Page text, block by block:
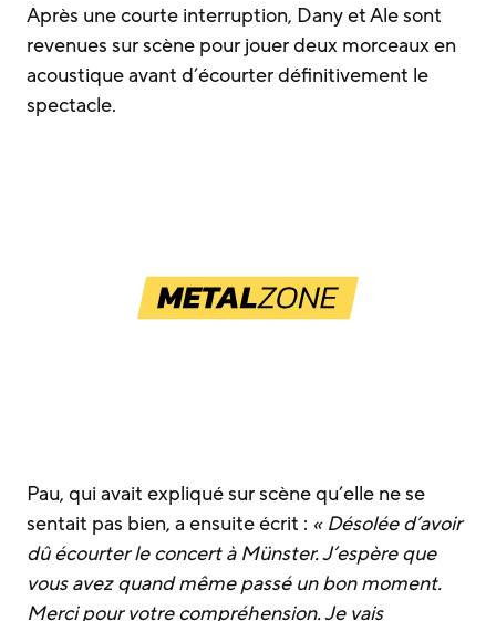
Après une courte interruption, Dany et Ale sont
revenues sur scène pour jouer deux morceaux en
acoustique avant d’écourter définitivement le
spectacle.
Pau, qui avait expliqué sur scène qu’elle ne se
sentait pas bien, a ensuite écrit : « Désolée d’avoir
dû écourter le concert à Münster. J’espère que
vous avez quand même passé un bon moment.
Merci pour votre compréhension. Je vais